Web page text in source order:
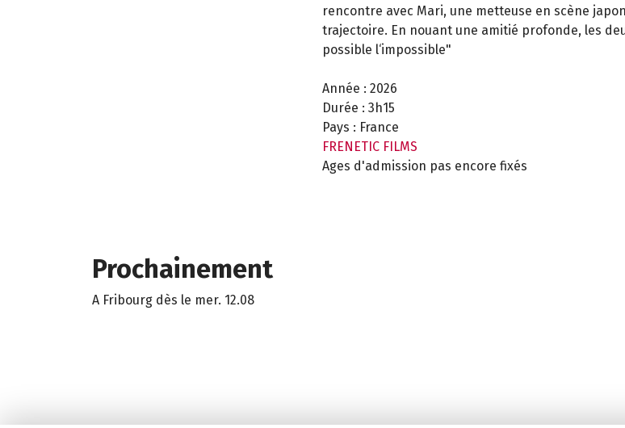
rencontre avec Mari, une metteuse en scène
trajectoire. En nouant une amitié profonde, les
possible l‘impossible"
Année : 2026
Durée : 3h15
Pays : France
FRENETIC FILMS
Ages d'admission pas encore fixés
Prochainement
A Fribourg dès le mer. 12.08